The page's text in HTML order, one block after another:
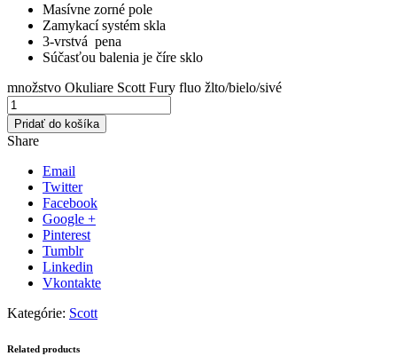
Masívne zorné pole
Zamykací systém skla
3-vrstvá pena
Súčasťou balenia je číre sklo
množstvo Okuliare Scott Fury fluo žlto/bielo/sivé
Pridať do košíka
Share
Email
Twitter
Facebook
Google +
Pinterest
Tumblr
Linkedin
Vkontakte
Kategórie: Scott
Related products